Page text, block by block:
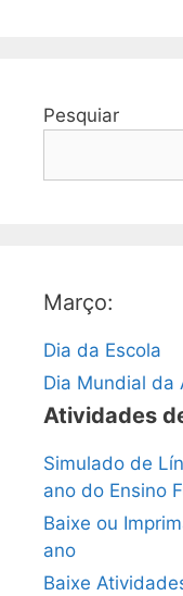
Pesquiar
Março:
Dia da Escola
Dia Mundial da
Atividades
Simulado de
ano do Ensino
Baixe ou
ano
Baixe